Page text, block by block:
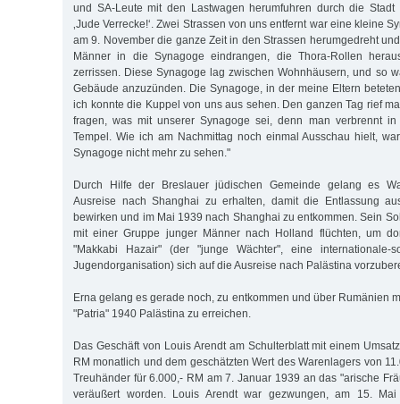
und SA-Leute mit den Lastwagen herumfuhren durch die
‚Jude Verrecke!‘. Zwei Strassen von uns entfernt war eine kleine
am 9. November die ganze Zeit in den Strassen herumgedreht
Männer in die Synagoge eindrangen, die Thora-Rollen
zerrissen. Diese Synagoge lag zwischen Wohnhäusern, und so
Gebäude anzuzünden. Die Synagoge, in der meine Eltern
ich konnte die Kuppel von uns aus sehen. Den ganzen Tag rief
fragen, was mit unserer Synagoge sei, denn man verbrennt
Tempel. Wie ich am Nachmittag noch einmal Ausschau hielt,
Synagoge nicht mehr zu sehen."
Durch Hilfe der Breslauer jüdischen Gemeinde gelang es
Ausreise nach Shanghai zu erhalten, damit die Entlassung
bewirken und im Mai 1939 nach Shanghai zu entkommen. Sein
mit einer Gruppe junger Männer nach Holland flüchten, um
"Makkabi Hazair" (der "junge Wächter", eine internationale-
Jugendorganisation) sich auf die Ausreise nach Palästina
Erna gelang es gerade noch, zu entkommen und über Rumänien
"Patria" 1940 Palästina zu erreichen.
Das Geschäft von Louis Arendt am Schulterblatt mit einem
RM monatlich und dem geschätzten Wert des Warenlagers von
Treuhänder für 6.000,- RM am 7. Januar 1939 an das "arische
veräußert worden. Louis Arendt war gezwungen, am 15.